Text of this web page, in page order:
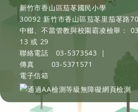
新竹市香山區茄苳國民小學
30092 新竹市香山區茄苳里茄苳路
中輟、不當管教與校園霸凌檢舉：
13 或 29
聯絡電話
03-5373543
|
傳真
03-5371571
電子信箱